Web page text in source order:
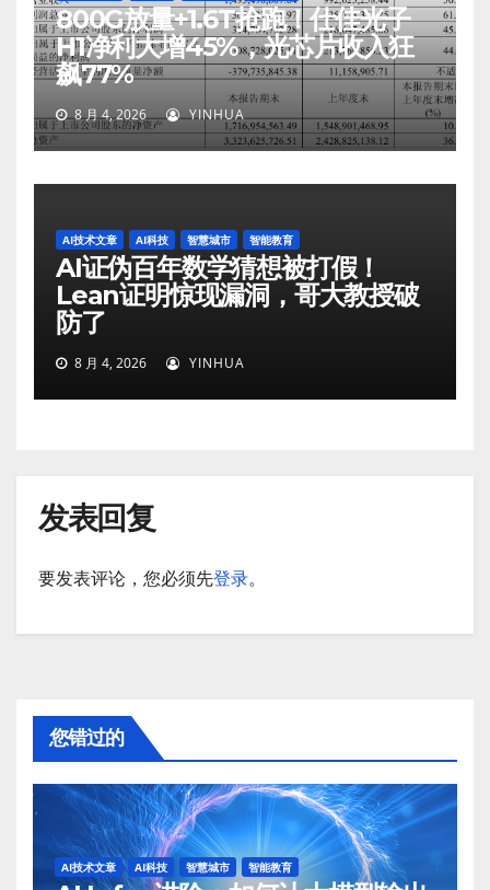
800G放量+1.6T抢跑！仕佳光子
H1净利大增45%，光芯片收入狂
飙77%
8 月 4, 2026 YINHUA
AI技术文章 AI科技 智慧城市 智能教育
AI证伪百年数学猜想被打假！
Lean证明惊现漏洞，哥大教授破
防了
8 月 4, 2026 YINHUA
发表回复
要发表评论，您必须先登录。
您错过的
AI技术文章 AI科技 智慧城市 智能教育